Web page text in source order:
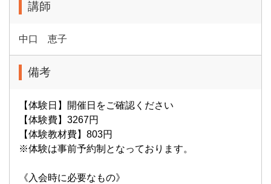
講師
中口 恵子
備考
【体験日】開催日をご確認ください
【体験費】3267円
【体験教材費】803円
※体験は事前予約制となっております。
《入会時に必要なもの》